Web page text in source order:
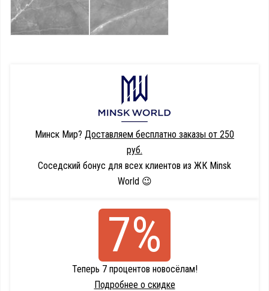
Минск Мир? Доставляем бесплатно заказы от 250
руб.
Соседский бонус для всех клиентов из ЖК Minsk
World 😉
7%
Теперь 7 процентов новосёлам!
Подробнее о скидке